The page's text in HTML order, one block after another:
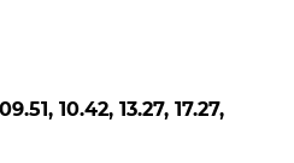
10.42, 13.27, 17.27,